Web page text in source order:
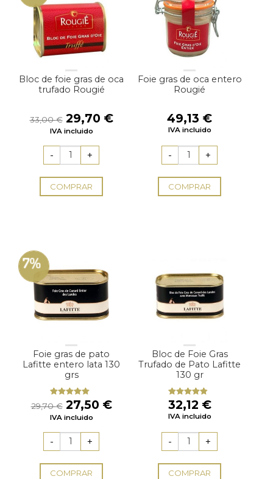
Bloc de foie gras de oca
trufado Rougié
33,00€ El
precio
era:
33,00 €.
29,70 €El
29,70 €.
IVA incluido
COMPRAR
Foie gras de oca entero
Rougié
49,13 €
IVA incluido
COMPRAR
7%
Foie gras de pato
Lafitte entero lata 130
grs
Valorado
con 5.00 de
5
29,70€ El
precio
era:
29,70 €.
27,50 €El
IVA incluido
COMPRAR
Bloc de Foie Gras
Trufado de Pato Lafitte
130 gr
Valorado
con4.50
de 5
32,12 €
IVA incluido
COMPRAR